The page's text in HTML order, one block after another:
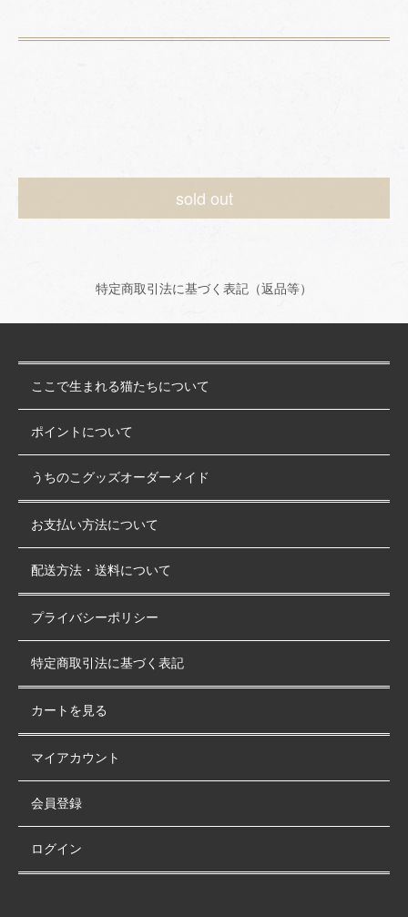
sold out
特定商取引法に基づく表記（返品等）
ここで生まれる猫たちについて
ポイントについて
うちのこグッズオーダーメイド
お支払い方法について
配送方法・送料について
プライバシーポリシー
特定商取引法に基づく表記
カートを見る
マイアカウント
会員登録
ログイン